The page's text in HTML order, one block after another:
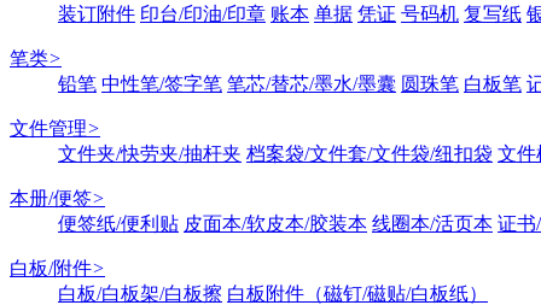
装订附件 印台/印油/印章 账本 单据 凭证 号码机 复写纸
笔类>
铅笔 中性笔/签字笔 笔芯/替芯/墨水/墨囊 圆珠笔 白板笔
文件管理>
文件夹/快劳夹/抽杆夹 档案袋/文件套/文件袋/纽扣袋 文件
本册/便签>
便签纸/便利贴 皮面本/软皮本/胶装本 线圈本/活页本 证书
白板/附件>
白板/白板架/白板擦 白板附件（磁钉/磁贴/白板纸）